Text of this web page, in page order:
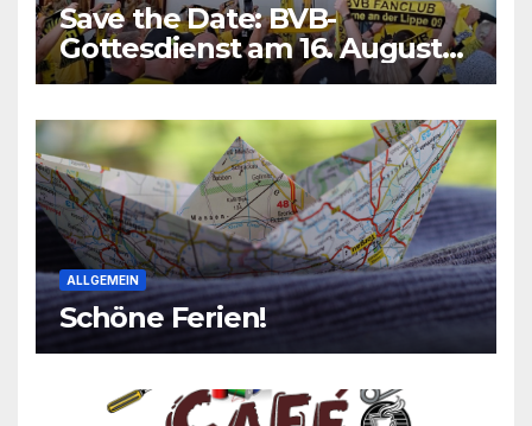
Save the Date: BVB-
Gottesdienst am 16. August
2026
ALLGEMEIN
Schöne Ferien!